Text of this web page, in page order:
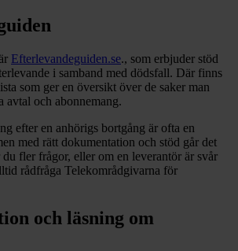
Efterlevandeguiden.se., som erbjuder stöd
i samband med dödsfall. Där finns
som ger en översikt över de saker man
avtal och abonnemang.
efter en anhörigs bortgång är ofta en
med rätt dokumentation och stöd går det
fler frågor, eller om en leverantör är svår
rådfråga Telekområdgivarna för
och läsning om